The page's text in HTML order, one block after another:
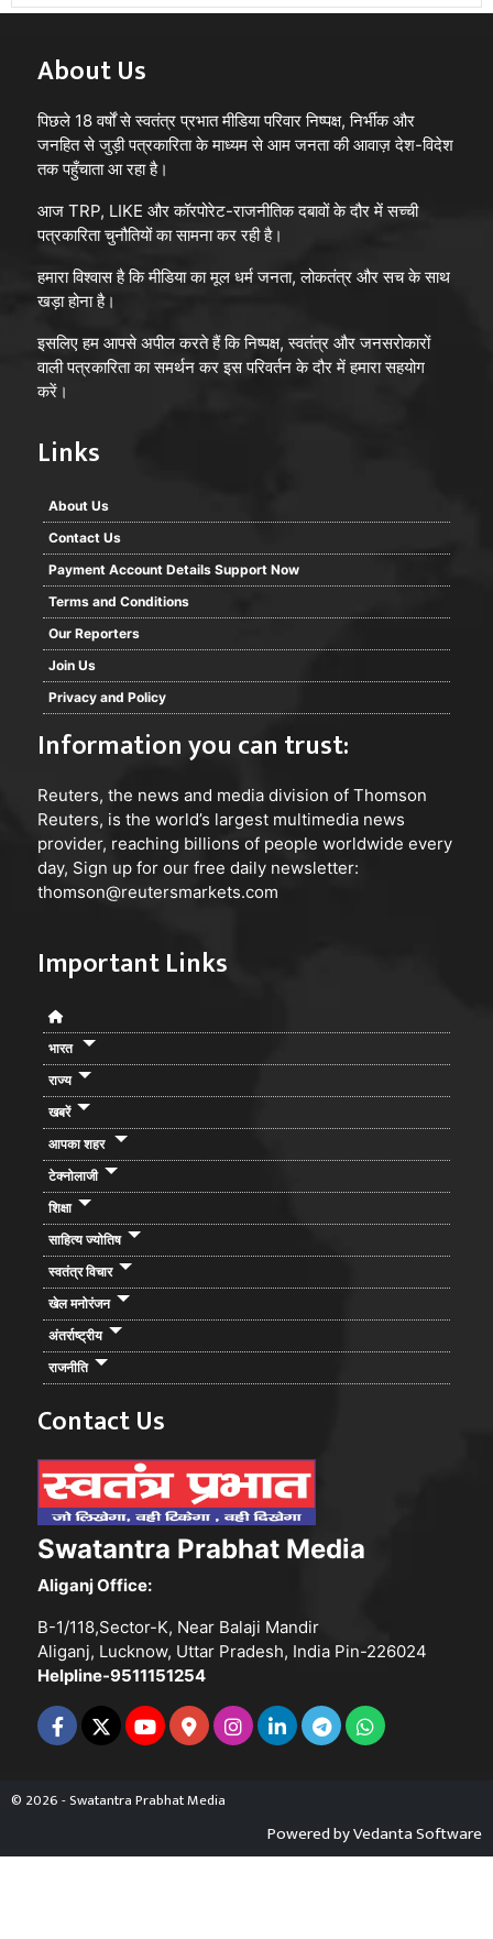
About Us
पिछले 18 वर्षों से स्वतंत्र प्रभात मीडिया परिवार निष्पक्ष, निर्भीक और
जनहित से जुड़ी पत्रकारिता के माध्यम से आम जनता की आवाज़ देश-विदेश
तक पहुँचाता आ रहा है।
आज TRP, LIKE और कॉरपोरेट-राजनीतिक दबावों के दौर में सच्ची
पत्रकारिता चुनौतियों का सामना कर रही है।
हमारा विश्वास है कि मीडिया का मूल धर्म जनता, लोकतंत्र और सच के साथ
खड़ा होना है।
इसलिए हम आपसे अपील करते हैं कि निष्पक्ष, स्वतंत्र और जनसरोकारों
वाली पत्रकारिता का समर्थन कर इस परिवर्तन के दौर में हमारा सहयोग
करें।
Links
About Us
Contact Us
Payment Account Details Support Now
Terms and Conditions
Our Reporters
Join Us
Privacy and Policy
Information you can trust:
Reuters, the news and media division of Thomson
Reuters, is the world’s largest multimedia news
provider, reaching billions of people worldwide every
day, Sign up for our free daily newsletter:
thomson@reutersmarkets.com
Important Links
भारत
राज्य
खबरें
आपका शहर
टेक्नोलाजी
शिक्षा
साहित्य ज्योतिष
स्वतंत्र विचार
खेल मनोरंजन
अंतर्राष्ट्रीय
राजनीति
Contact Us
Swatantra Prabhat Media
Aliganj Office:
B-1/118,Sector-K, Near Balaji Mandir
Aliganj, Lucknow, Uttar Pradesh, India Pin-226024
Helpline-9511151254
© 2026 - Swatantra Prabhat Media
Powered byVedanta Software